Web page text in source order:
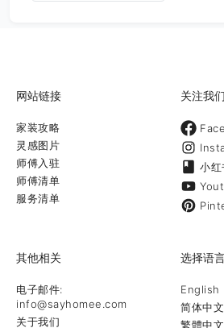
网站链接
家装攻略
灵感图片
师傅入驻
师傅清单
服务清单
关注我们
小红
其他相关
电子邮件:
info@sayhomee.com
关于我们
选择语
English
简体中文
繁體中文